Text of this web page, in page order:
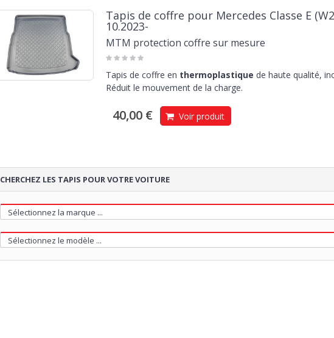
Tapis de coffre pour Mercedes Classe E
10.2023-
MTM protection coffre sur mesure
Tapis de coffre en thermoplastique de haute qualité,
Réduit le mouvement de la charge.
40,00 € Voir produit
CHERCHEZ LES TAPIS POUR VOTRE VOITURE